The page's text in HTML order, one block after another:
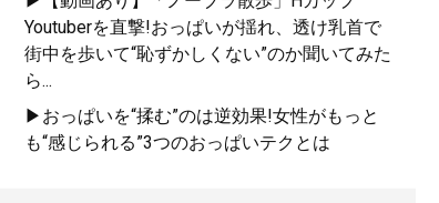
Youtuberを直撃!おっぱいが揺れ、透け乳首で
街中を歩いて“恥ずかしくない”のか聞いてみた
ら...
▶おっぱいを“揉む”のは逆効果!女性がもっと
も“感じられる”3つのおっぱいテクとは